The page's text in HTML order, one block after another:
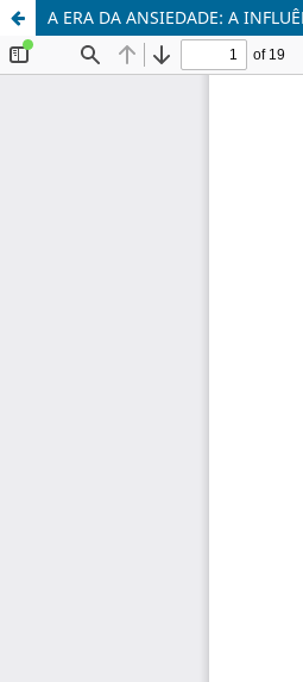
A ERA DA ANSIEDADE: A